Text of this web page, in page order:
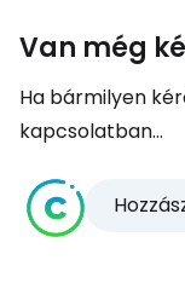
Van még
Ha bármilyen
kapcsolatban...